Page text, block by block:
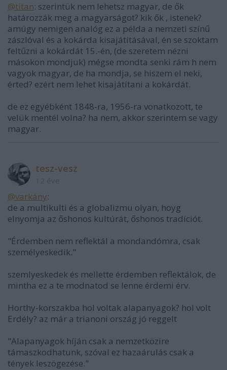
@titan: szerintük nem lehetsz magyar, de ők
határozzák meg a magyarságot? kik ők , istenek?
amúgy nemigen analóg ez a példa a nemzeti színű
zászlóval és a kokárda kisajátításával, én se szoktam
feltűzni a kokárdát 15.-én, (de szeretem nézni
másokon mondjuk) mégse mondta senki rám h nem
vagyok magyar, de ha mondja, se hiszem el neki,
érted? ezért nem lehet kisajátítani a kokárdát.
de ez egyébként 1848-ra, 1956-ra vonatkozott, te
velük mentél volna? ha nem, akkor szerintem se vagy
magyar.
tesz-vesz
@varkány:
de a multikulti és a globalizmu olyan, hoyg
elnyomja az őshonos kultúrát, őshonos tradíciót.
"Érdemben nem reflektál a mondandómra, csak
személyeskedik."
szemlyeskedek és mellette érdemben reflektálok, de
mintha ez a te modnatod se lenne érdemi érv.
Horthy-korszakba hol voltak alapanyagok? hol volt
Erdély? az már a trianoni ország jó reggelt
"Alapanyagok híján csak a nemzetközire
támaszkodhatunk, szóval ez hazaárulás csak a
tények leszögezése."